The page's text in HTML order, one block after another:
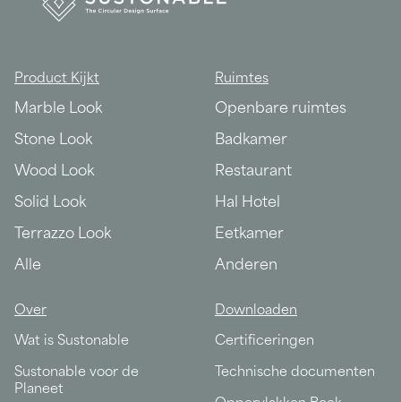
Product Kijkt
Marble Look
Stone Look
Wood Look
Solid Look
Terrazzo Look
Alle
Ruimtes
Openbare ruimtes
Badkamer
Restaurant
Hal Hotel
Eetkamer
Anderen
Over
Wat is Sustonable
Sustonable voor de
Planeet
Downloaden
Certificeringen
Technische documenten